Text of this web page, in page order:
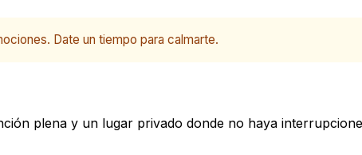
Date un tiempo para calmarte.
plena y un lugar privado donde no haya